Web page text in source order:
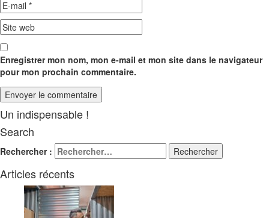
Enregistrer mon nom, mon e-mail et mon site dans le navigateur
pour mon prochain commentaire.
Un indispensable !
Search
Rechercher :
Articles récents